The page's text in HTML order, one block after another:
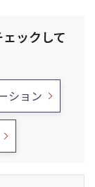
ックして
ション